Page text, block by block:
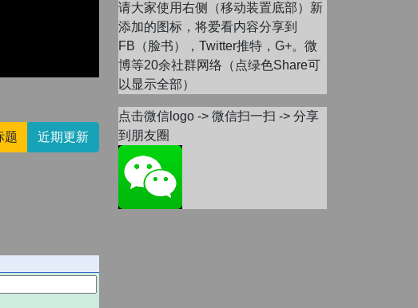
题 近期更新
请大家使用右侧（移动装置底部）新
添加的图标，将爱看内容分享到
FB（脸书），Twitter推特，G+。微
博等20余社群网络（点绿色Share可
以显示全部）
点击微信logo -> 微信扫一扫 -> 分享
到朋友圈